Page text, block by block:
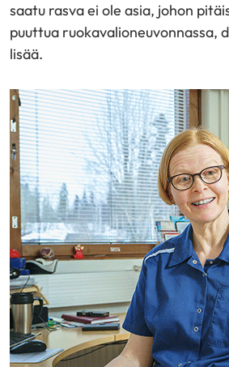
saatu rasva ei ole asia, johon
puuttua ruokavalioneuvonnassa,
lisää.